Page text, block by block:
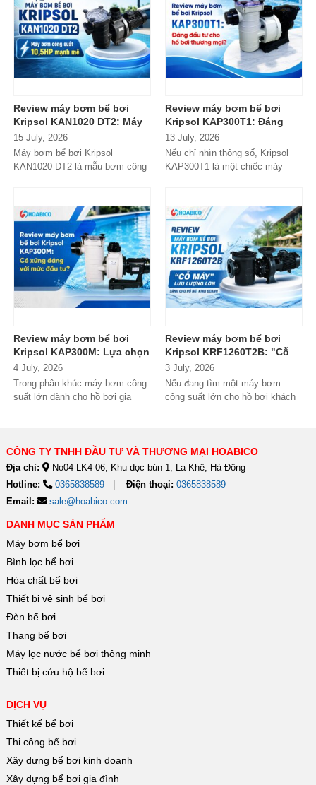
Review máy bơm bể bơi
Kripsol KAN1020 DT2: Máy
bơm công suất lớn có đáng
đầu tư?
15 July, 2026
Máy bơm bể bơi Kripsol
KAN1020 DT2 là mẫu bơm công
Review máy bơm bể bơi
Kripsol KAP300T1: Đáng
đầu tư cho hồ bơi thương
mại?
13 July, 2026
Nếu chỉ nhìn thông số, Kripsol
KAP300T1 là một chiếc máy
Review máy bơm bể bơi
Kripsol KAP300M: Lựa chọn
đáng tiền cho hồ bơi
thương mại?
4 July, 2026
Trong phân khúc máy bơm công
suất lớn dành cho hồ bơi gia
Review máy bơm bể bơi
Kripsol KRF1260T2B: "Cỗ
máy" lưu lượng lớn dành
cho hồ bơi kinh doanh
3 July, 2026
Nếu đang tìm một máy bơm
công suất lớn cho hồ bơi khách
CÔNG TY TNHH ĐẦU TƯ VÀ THƯƠNG MẠI HOABICO
Địa chỉ:
No04-LK4-06, Khu dọc bún 1, La Khê, Hà Đông
Hotline:
0365838589 Điện thoại: 0365838589
Email:
sale@hoabico.com
DANH MỤC SẢN PHẨM
Máy bơm bể bơi
Bình lọc bể bơi
Hóa chất bể bơi
Thiết bị vệ sinh bể bơi
Đèn bể bơi
Thang bể bơi
Máy lọc nước bể bơi thông minh
Thiết bị cứu hộ bể bơi
DỊCH VỤ
Thiết kế bể bơi
Thi công bể bơi
Xây dựng bể bơi kinh doanh
Xây dựng bể bơi gia đình